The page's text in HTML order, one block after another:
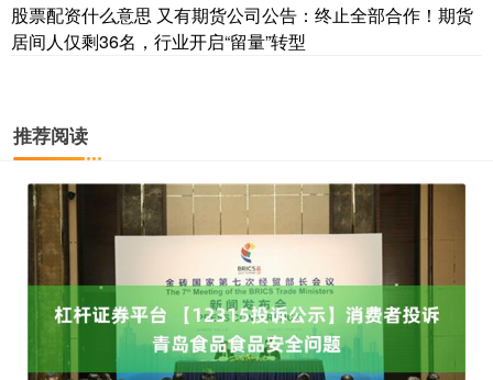
股票配资什么意思 又有期货公司公告：终止全部合作！期货
居间人仅剩36名，行业开启“留量”转型
推荐阅读